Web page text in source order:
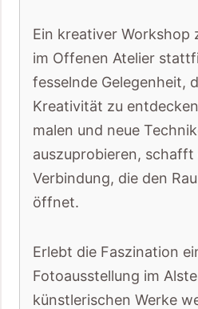
Ein kreativer Workshop
im Offenen Atelier
fesselnde Gelegenheit,
Kreativität zu
malen und neue
auszuprobieren, schafft
Verbindung, die den
öffnet.
Erlebt die Faszination
Fotoausstellung im
künstlerischen Werke